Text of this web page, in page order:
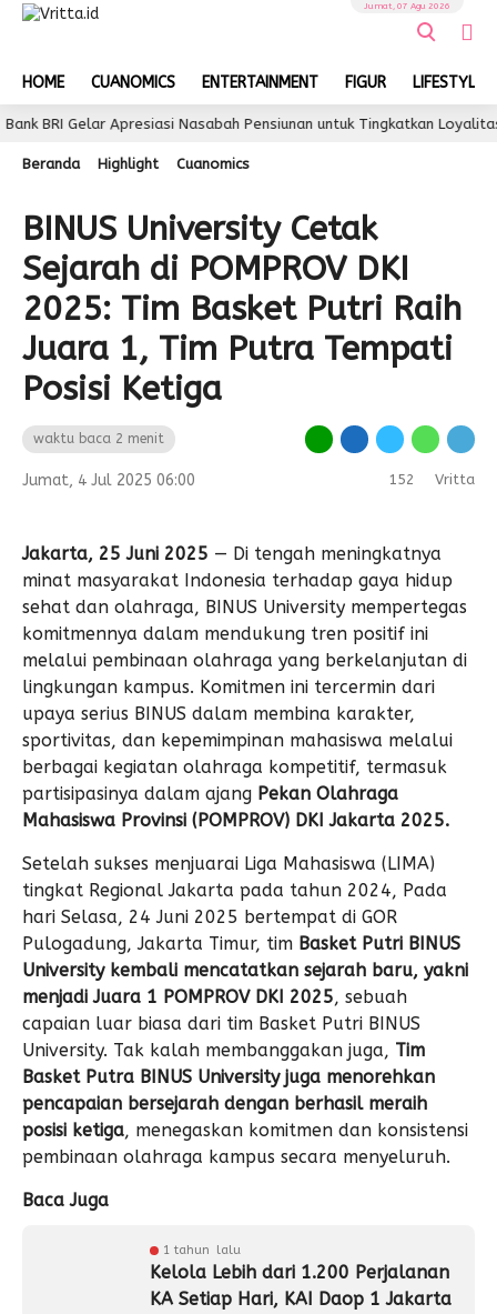
HOME CUANOMICS ENTERTAINMENT FIGUR LIFESTYLE
Jumat, 07 Agu 2026
Gelar Apresiasi Nasabah Pensiunan untuk Tingkatkan Loyalitas dan
Beranda Highlight Cuanomics
BINUS University Cetak
Sejarah di POMPROV DKI
2025: Tim Basket Putri Raih
Juara 1, Tim Putra Tempati
Posisi Ketiga
waktu baca 2 menit
Jumat, 4 Jul 2025 06:00 152 Vritta
Jakarta, 25 Juni 2025 — Di tengah meningkatnya
minat masyarakat Indonesia terhadap gaya hidup
sehat dan olahraga, BINUS University mempertegas
komitmennya dalam mendukung tren positif ini
melalui pembinaan olahraga yang berkelanjutan di
lingkungan kampus. Komitmen ini tercermin dari
upaya serius BINUS dalam membina karakter,
sportivitas, dan kepemimpinan mahasiswa melalui
berbagai kegiatan olahraga kompetitif, termasuk
partisipasinya dalam ajang Pekan Olahraga
Mahasiswa Provinsi (POMPROV) DKI Jakarta 2025.
Setelah sukses menjuarai Liga Mahasiswa (LIMA)
tingkat Regional Jakarta pada tahun 2024, Pada
hari Selasa, 24 Juni 2025 bertempat di GOR
Pulogadung, Jakarta Timur, tim Basket Putri BINUS
University kembali mencatatkan sejarah baru, yakni
menjadi Juara 1 POMPROV DKI 2025, sebuah
capaian luar biasa dari tim Basket Putri BINUS
University. Tak kalah membanggakan juga, Tim
Basket Putra BINUS University juga menorehkan
pencapaian bersejarah dengan berhasil meraih
posisi ketiga, menegaskan komitmen dan konsistensi
pembinaan olahraga kampus secara menyeluruh.
Baca Juga
1 tahun lalu
Kelola Lebih dari 1.200 Perjalanan
KA Setiap Hari, KAI Daop 1 Jakarta